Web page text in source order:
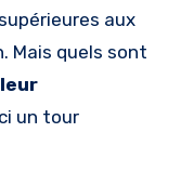
aux
Mais quels sont
un tour